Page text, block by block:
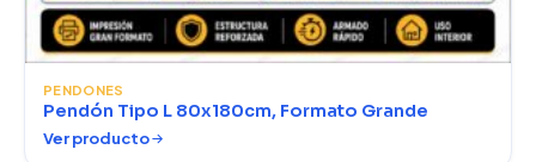
PENDONES
Pendón Tipo L 80x180cm, Formato Grande
Ver producto